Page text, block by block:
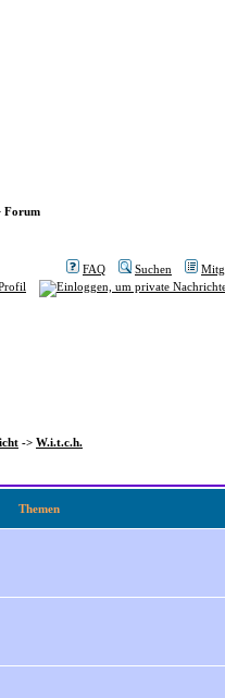
Forum
FAQ Suchen
-> W.i.t.c.h.
Themen